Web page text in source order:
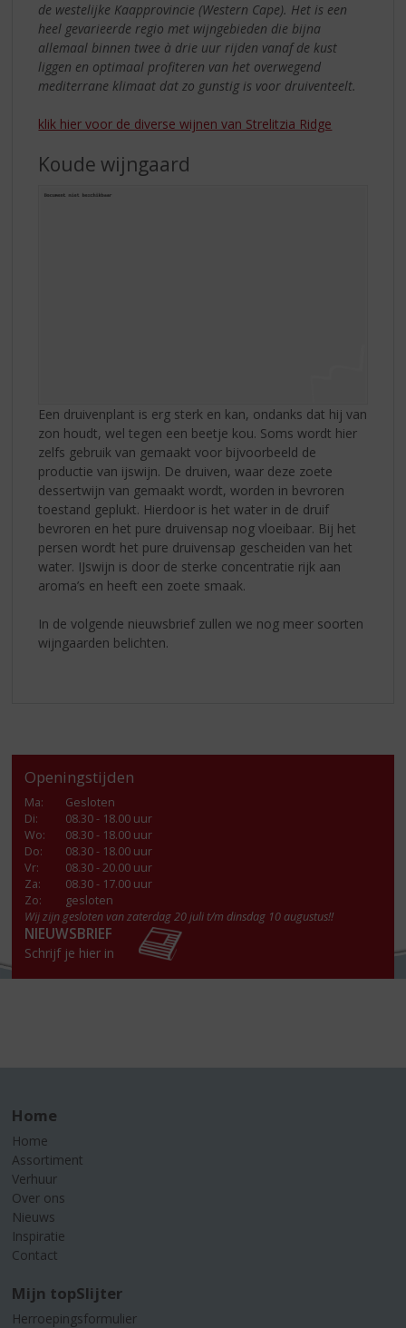
de westelijke Kaapprovincie (Western Cape). Het is een
heel gevarieerde regio met wijngebieden die bijna
allemaal binnen twee à drie uur rijden vanaf de kust
liggen en optimaal profiteren van het overwegend
mediterrane klimaat dat zo gunstig is voor druiventeelt.
klik hier voor de diverse wijnen van Strelitzia Ridge
Koude wijngaard
Een druivenplant is erg sterk en kan, ondanks dat hij van
zon houdt, wel tegen een beetje kou. Soms wordt hier
zelfs gebruik van gemaakt voor bijvoorbeeld de
productie van ijswijn. De druiven, waar deze zoete
dessertwijn van gemaakt wordt, worden in bevroren
toestand geplukt. Hierdoor is het water in de druif
bevroren en het pure druivensap nog vloeibaar. Bij het
persen wordt het pure druivensap gescheiden van het
water. IJswijn is door de sterke concentratie rijk aan
aroma’s en heeft een zoete smaak.
In de volgende nieuwsbrief zullen we nog meer soorten
wijngaarden belichten.
Openingstijden
Ma:
Gesloten
Di:
08.30 - 18.00 uur
Wo:
08.30 - 18.00 uur
Do:
08.30 - 18.00 uur
Vr:
08.30 - 20.00 uur
Za:
08.30 - 17.00 uur
Zo:
gesloten
Wij zijn gesloten van zaterdag 20 juli t/m dinsdag 10 augustus!!
NIEUWSBRIEF
Schrijf je hier in
Home
Home
Assortiment
Verhuur
Over ons
Nieuws
Inspiratie
Contact
Mijn topSlijter
Herroepingsformulier